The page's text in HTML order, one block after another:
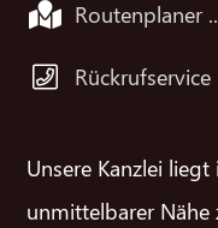
Routenplaner
Rückrufservice
Unsere Kanzlei
unmittelbarer